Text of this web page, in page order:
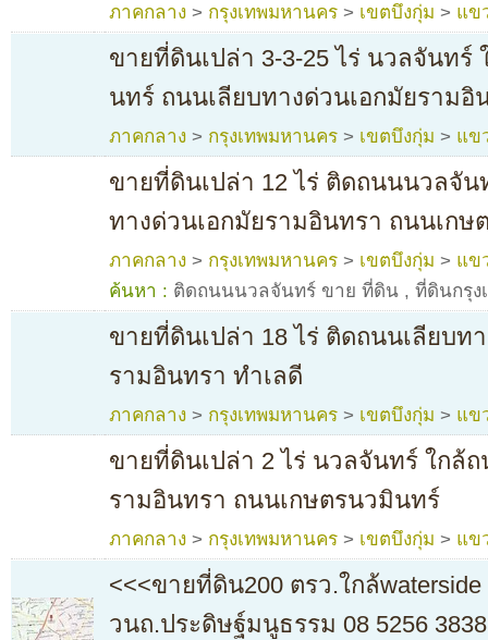
ภาคกลาง > กรุงเทพมหานคร > เขตบึงกุ่ม > แข
ขายที่ดินเปล่า 3-3-25 ไร่ นวลจันทร์
นทร์ ถนนเลียบทางด่วนเอกมัยรามอิ
ภาคกลาง > กรุงเทพมหานคร > เขตบึงกุ่ม > แข
ขายที่ดินเปล่า 12 ไร่ ติดถนนนวลจัน
ทางด่วนเอกมัยรามอินทรา ถนนเกษ
ภาคกลาง > กรุงเทพมหานคร > เขตบึงกุ่ม > แข
ค้นหา : ติดถนนนวลจันทร์ ขาย ที่ดิน , ที่ดินกรุง
ขายที่ดินเปล่า 18 ไร่ ติดถนนเลียบท
รามอินทรา ทำเลดี
ภาคกลาง > กรุงเทพมหานคร > เขตบึงกุ่ม > แข
ขายที่ดินเปล่า 2 ไร่ นวลจันทร์ ใกล้
รามอินทรา ถนนเกษตรนวมินทร์
ภาคกลาง > กรุงเทพมหานคร > เขตบึงกุ่ม > แข
<<<ขายที่ดิน200 ตรว.ใกล้
วนถ.ประดิษฐ์มนูธรรม 08 5256